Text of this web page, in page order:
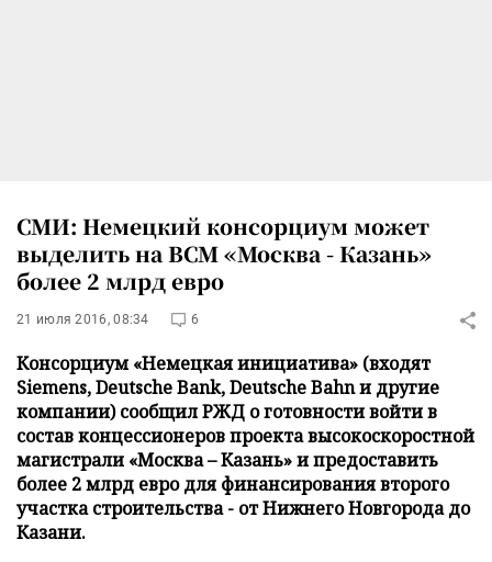
СМИ: Немецкий консорциум может
выделить на ВСМ «Москва - Казань»
более 2 млрд евро
21 июля 2016, 08:34 6
Консорциум «Немецкая инициатива» (входят
Siemens, Deutsche Bank, Deutsche Bahn и другие
компании) сообщил РЖД о готовности войти в
состав концессионеров проекта высокоскоростной
магистрали «Москва – Казань» и предоставить
более 2 млрд евро для финансирования второго
участка строительства - от Нижнего Новгорода до
Казани.